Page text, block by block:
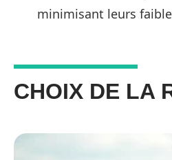
minimisant leurs
CHOIX DE LA